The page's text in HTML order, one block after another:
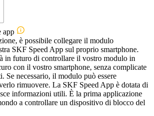
app
è possibile collegare il modulo
SKF Speed App sul proprio smartphone.
in futuro di controllare il vostro modulo in
con il vostro smartphone, senza complicate
Se necessario, il modulo può essere
rimuovere. La SKF Speed App è dotata di
informazioni utili. È la prima applicazione
a controllare un dispositivo di blocco del